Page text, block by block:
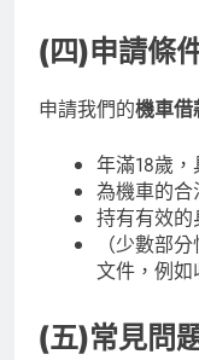
(四)申請條
申請我們的機車借
年滿18歲
為機車的合
持有有效的
（少數部
文件，例如
(五)常見問